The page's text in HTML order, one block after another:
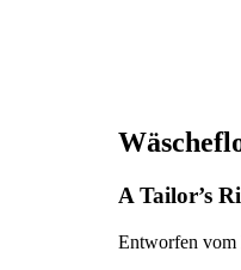
A Tailor’s
Entworfen vom